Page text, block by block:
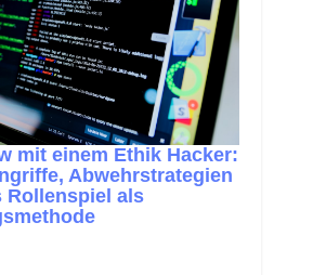
mit einem Ethik Hacker:
Abwehrstrategien
Rollenspiel als